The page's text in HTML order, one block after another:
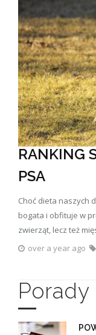
RANKING
PSA
Choć dieta naszych
bogata i obfituje w
zwierząt, lecz też
over a year ago
Porady